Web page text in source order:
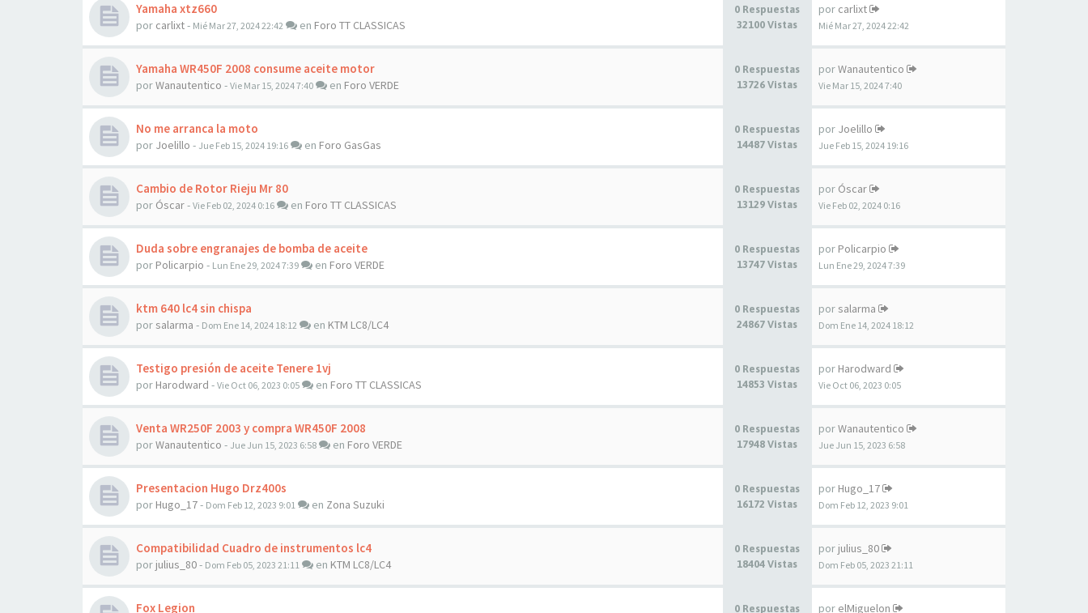
Yamaha xtz660
por carlixt- Mié Mar 27, 2024 22:42 en Foro TT CLASSICAS
0 Respuestas
32100 Vistas
por carlixt
Mié Mar 27, 2024 22:42
Yamaha WR450F 2008 consume aceite motor
porWanautentico - Vie Mar 15, 2024 7:40 en Foro VERDE
0 Respuestas
13726 Vistas
porWanautentico
Vie Mar 15, 2024 7:40
No me arranca la moto
por Joelillo - Jue Feb 15, 2024 19:16 en Foro GasGas
0 Respuestas
14487 Vistas
por Joelillo
Jue Feb 15, 2024 19:16
Cambio de Rotor Rieju Mr 80
por Óscar- Vie Feb 02, 2024 0:16 en Foro TT CLASSICAS
0 Respuestas
13129 Vistas
por Óscar
Vie Feb 02, 2024 0:16
Duda sobre engranajes de bomba de aceite
por Policarpio - Lun Ene 29, 2024 7:39 en Foro VERDE
0 Respuestas
13747 Vistas
por Policarpio
Lun Ene 29, 2024 7:39
ktm 640 lc4 sin chispa
por salarma - Dom Ene 14, 2024 18:12 en KTM LC8/LC4
0 Respuestas
24867 Vistas
por salarma
Dom Ene 14, 2024 18:12
Testigo presión de aceite Tenere 1vj
por Harodward - Vie Oct 06, 2023 0:05 en Foro TT CLASSICAS
0 Respuestas
14853 Vistas
por Harodward
Vie Oct 06, 2023 0:05
Venta WR250F 2003 y compra WR450F 2008
porWanautentico - Jue Jun 15, 2023 6:58 en Foro VERDE
0 Respuestas
17948 Vistas
porWanautentico
Jue Jun 15, 2023 6:58
Presentacion Hugo Drz400s
por Hugo_17- Dom Feb 12, 2023 9:01 en Zona Suzuki
0 Respuestas
16172 Vistas
por Hugo_17
Dom Feb 12, 2023 9:01
Compatibilidad Cuadro de instrumentos lc4
por julius_80- Dom Feb 05, 2023 21:11 en KTM LC8/LC4
0 Respuestas
18404 Vistas
por julius_80
Dom Feb 05, 2023 21:11
Fox Legion
0 Respuestas
por elMiguelon